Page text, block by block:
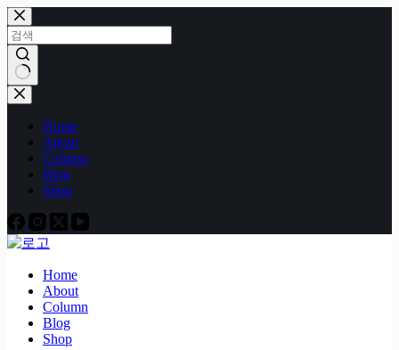
본
문
으
로
건
너
결
Home
About
Column
Blog
Shop
Home
About
Column
Blog
Shop